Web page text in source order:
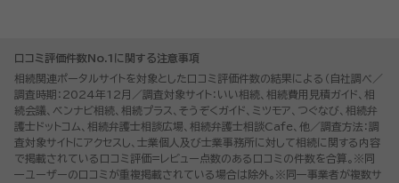
口コミ評価件数No.1に関する注意事項
相続関連ポータルサイトを対象とした口コミ評価件数の結果による（自社調べ／
調査時期：2024年12月／調査対象サイト：いい相続、相続費用見積ガイド、相
続会議、ベンナビ相続、相続プラス、そうぞくガイド、ミツモア、つぐなび、相続弁
護士ドットコム、相続弁護士相談広場、相続弁護士相談Cafe、他／調査方法：調
査対象サイトにアクセスし、士業個人及び士業事務所に対して相続に関する内容
で掲載されている口コミ評価=レビュー点数のある口コミの件数を合算。※同
一ユーザーの口コミが重複掲載されている場合は除外。※同一事業者が複数サ